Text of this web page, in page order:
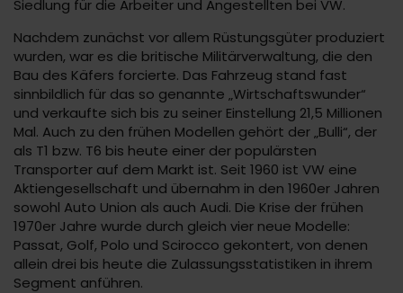
Siedlung für die Arbeiter und Angestellten bei VW.
Nachdem zunächst vor allem Rüstungsgüter produziert
wurden, war es die britische Militärverwaltung, die den
Bau des Käfers forcierte. Das Fahrzeug stand fast
sinnbildlich für das so genannte „Wirtschaftswunder“
und verkaufte sich bis zu seiner Einstellung 21,5 Millionen
Mal. Auch zu den frühen Modellen gehört der „Bulli“, der
als T1 bzw. T6 bis heute einer der populärsten
Transporter auf dem Markt ist. Seit 1960 ist VW eine
Aktiengesellschaft und übernahm in den 1960er Jahren
sowohl Auto Union als auch Audi. Die Krise der frühen
1970er Jahre wurde durch gleich vier neue Modelle:
Passat, Golf, Polo und Scirocco gekontert, von denen
allein drei bis heute die Zulassungsstatistiken in ihrem
Segment anführen.